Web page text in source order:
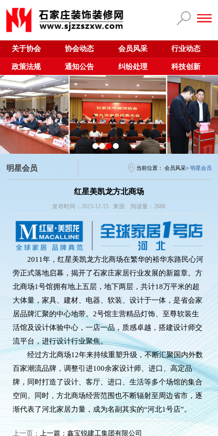
关于协会 协会动态 会员风采 行业动态
政策法规 通知公告 纠纷处理 科技创新
明星会员 当前位置： 会员风采> 明星会员
红星美凯龙方北商场
发布时间：2023-12-15 来源: 阅读量：2688
2011年，红星美凯龙方北商场在繁华的裕华东路民心河
旁正式落地启幕，揭开了石家庄家居行业发展的新篇章。方
北商场1号馆拥有地上五层，地下两层，共计18万平米的超
大体量，家具、建材、电器、软装、设计于一体，是省会家
居品牌汇聚的中心地带。2号馆主营精品灯饰、至尊软装生
活馆及设计体验中心，一店一品，质感卓越，搭建设计师交
流平台，进行设计行业聚焦。
经过方北商场12年来持续重塑升级，不断汇聚国内外数
百家潮流品牌，调整引进100余家设计师、进口、高定品
牌，同时打造了设计、客厅、进口、生活等多个场馆的集合
空间。同时，方北商场经营范围也不断辐射至周边省市，逐
渐代表了河北家居力量，成为名副其实的“河北1号店”。
上一页：上一篇：鑫宝锐建工集团有限公司